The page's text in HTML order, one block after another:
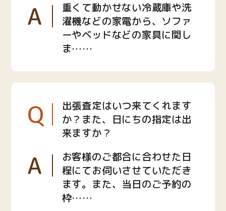
A
重くて動かせない冷蔵庫や洗
濯機などの家電から、ソファ
ーやベッドなどの家具に関し
ま……
Q
出張査定はいつ来てくれます
か？また、日にちの指定は出
来ますか？
A
お客様のご都合に合わせた日
程にてお伺いさせていただき
ます。また、当日のご予約の
枠……